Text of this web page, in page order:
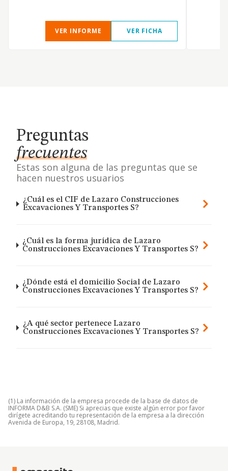
VER INFORME VER FICHA
Preguntas
frecuentes
Estas son alguna de las preguntas que se
hacen nuestros usuarios
¿Cuál es el CIF de Lazaro Construcciones
Excavaciones Y Transportes S?
¿Cuál es la forma jurídica de Lazaro
Construcciones Excavaciones Y Transportes S?
¿Dónde está el domicilio Social de Lazaro
Construcciones Excavaciones Y Transportes S?
¿A qué sector pertenece Lazaro
Construcciones Excavaciones Y Transportes S?
(1) La información de la empresa procede de la base de datos de
INFORMA D&B S.A. (SME) Si aprecias que existe algún error por favor
dirígete acreditando tu representación de la empresa a la dirección
Avenida de Europa, 19, 28108, Madrid.